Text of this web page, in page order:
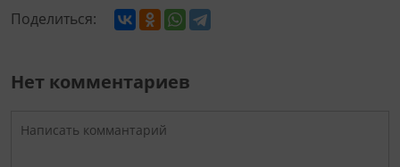
Поделиться:
Нет комментариев